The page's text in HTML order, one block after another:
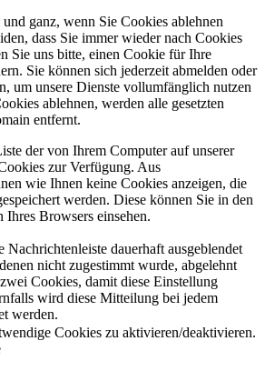
ganz, wenn Sie Cookies ablehnen
dass Sie immer wieder nach Cookies
Sie uns bitte, einen Cookie für Ihre
Sie können sich jederzeit abmelden oder
um unsere Dienste vollumfänglich nutzen
ablehnen, werden alle gesetzten
entfernt.
der von Ihrem Computer auf unserer
zur Verfügung. Aus
wie Ihnen keine Cookies anzeigen, die
werden. Diese können Sie in den
Ihres Browsers einsehen.
dauerhaft ausgeblendet
nicht zugestimmt wurde, abgelehnt
Cookies, damit diese Einstellung
wird diese Mitteilung bei jedem
werden.
Cookies zu aktivieren/deaktivieren.